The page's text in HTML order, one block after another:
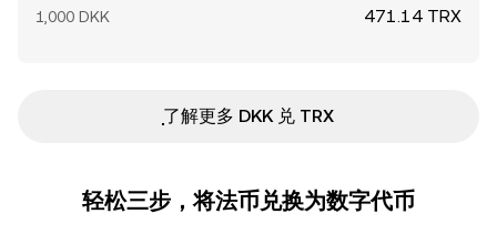
1,000 DKK 471.14 TRX
ִִִִִִִִִִִִִִִִִִִִִִִִִִִִִִִִִִִִִִִִִִִִִִִ了解更多 DKK 兑 TRX
轻松三步，将法币兑换为数字代币